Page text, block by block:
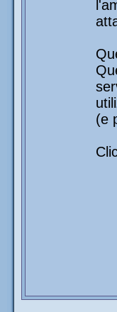
(e